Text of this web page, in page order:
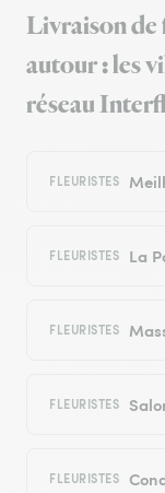
Livraison de
autour : les
réseau
FLEURISTES
FLEURISTES La
FLEURISTES
FLEURISTES
FLEURISTES